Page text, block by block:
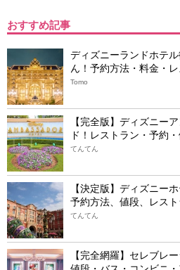
おすすめ記事
ディズニーランドホテ
ん！予約方法・料金・
Tomo
【完全版】ディズニー
ド！レストラン・予約
てんてん
【決定版】ディズニー
予約方法、値段、レス
てんてん
【完全網羅】セレブレ